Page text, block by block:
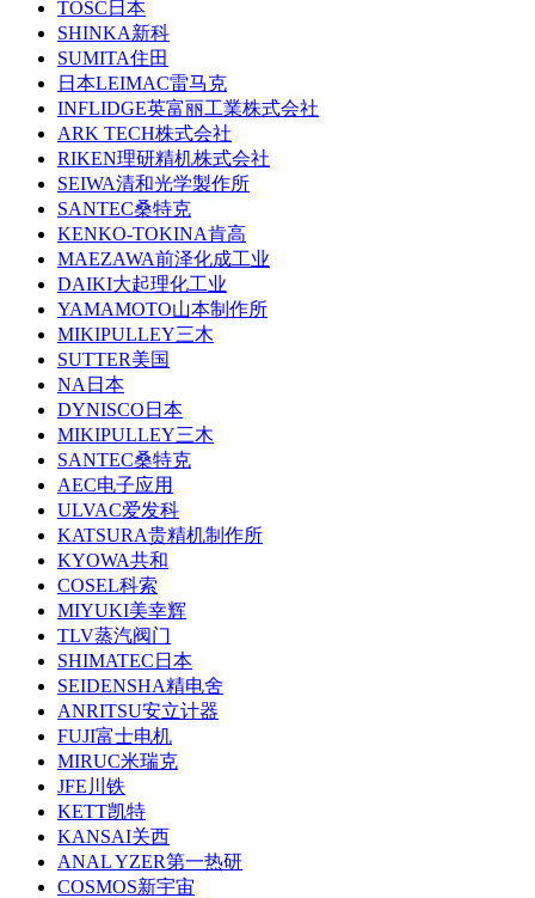
TOSC日本
SHINKA新科
SUMITA住田
日本LEIMAC雷马克
INFLIDGE英富丽工業株式会社
ARK TECH株式会社
RIKEN理研精机株式会社
SEIWA清和光学製作所
SANTEC桑特克
KENKO-TOKINA肯高
MAEZAWA前泽化成工业
DAIKI大起理化工业
YAMAMOTO山本制作所
MIKIPULLEY三木
SUTTER美国
NA日本
DYNISCO日本
MIKIPULLEY三木
SANTEC桑特克
AEC电子应用
ULVAC爱发科
KATSURA贵精机制作所
KYOWA共和
COSEL科索
MIYUKI美幸辉
TLV蒸汽阀门
SHIMATEC日本
SEIDENSHA精电舍
ANRITSU安立计器
FUJI富士电机
MIRUC米瑞克
JFE川铁
KETT凯特
KANSAI关西
ANAL YZER第一热研
COSMOS新宇宙